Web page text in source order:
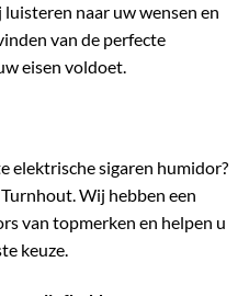
naar uw wensen en
van de perfecte
eisen voldoet.
elektrische sigaren humidor?
Wij hebben een
van topmerken en helpen u
keuze.